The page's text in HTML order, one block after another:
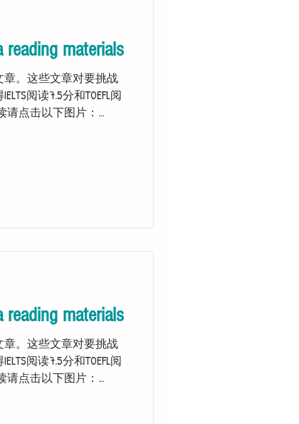
materials
。这些文章对要挑战
阅读7.5分和TOEFL阅
点击以下图片：
reading materials
。这些文章对要挑战
阅读7.5分和TOEFL阅
点击以下图片：